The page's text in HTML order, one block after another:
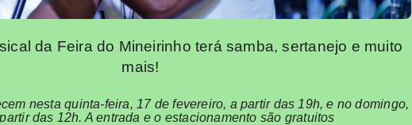
da Feira do Mineirinho terá samba, sertanejo e muito
mais!
nesta quinta-feira, 17 de fevereiro, a partir das 19h, e no domingo,
das 12h. A entrada e o estacionamento são gratuitos